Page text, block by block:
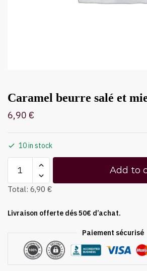
Caramel beurre salé et
6,90 €
10 in stock
Add to
Total: 6,90 €
Livraison offerte dés 50€ d’achat.
Paiement sécurisé